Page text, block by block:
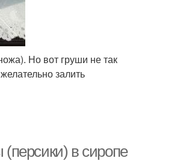
Но вот груши не так
залить
в сиропе